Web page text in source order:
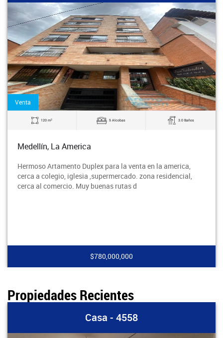
Venta
120 m2 5 Alcobas 3.0 Baños
Medellín, La America
Hermoso Artamento Duplex para la venta en la america,
cerca a colegio, iglesia ,supermercado. zona residencial,
cerca al comercio. Muy buenas rutas d
$780,000,000
Propiedades Recientes
Casa - 4558